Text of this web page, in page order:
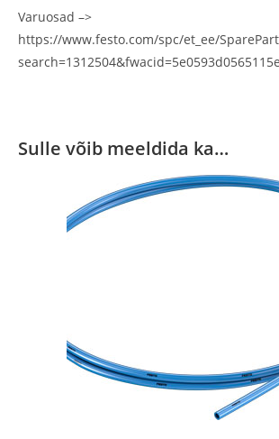
Varuosad –>
https://www.festo.com/spc/et_ee/
Sulle võib meeldida ka…